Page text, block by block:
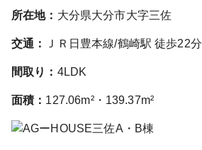
所在地： 大分県大分市大字三佐
交通： ＪＲ日豊本線/鶴崎駅 徒歩22分
間取り： 4LDK
面積： 127.06m²・139.37m²